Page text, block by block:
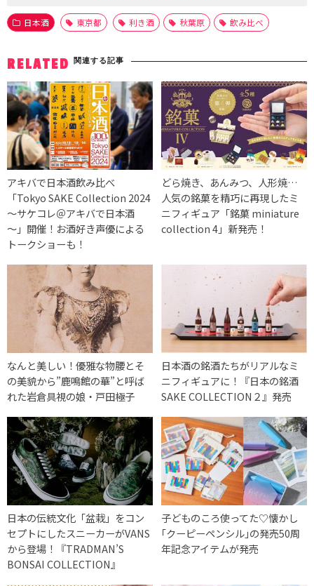
日本酒 東京都 利き酒 秋葉原 飲み比べ
RELATED 関連する記事
アキバで日本酒飲み比べ
「Tokyo SAKE Collection 2024
～サケコレ＠アキバで日本酒
～」開催！お酒好き声優による
トークショーも！
どら焼き、あんみつ、人形焼…
人気の銘菓を精巧に再現したミ
ニフィギュア「銘菓 miniature
collection 4」新発売！
なんと美しい！優雅な物腰とそ
の美貌から”鹿鳴館の華”と呼ば
れた岩倉具視の娘・戸田極子
日本酒の銘酒たちがリアルなミ
ニフィギュアに！『日本の銘酒
SAKE COLLECTION２』発売
日本の伝統文化「盆栽」をコン
セプトにしたスニーカーがVANS
から登場！『TRADMAN’S
BONSAI COLLECTION』
子どものころ使ってた♡懐かし
｢クーピーペンシル｣の発売50周
年記念アイテムが発売